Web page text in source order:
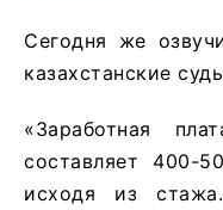
Сегодня же
казахстанские
«Заработная
составляет 400-
исходя из